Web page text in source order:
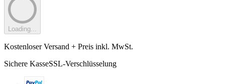
Loading...
Kostenloser Versand + Preis inkl. MwSt.
Sichere KasseSSL-Verschlüsselung